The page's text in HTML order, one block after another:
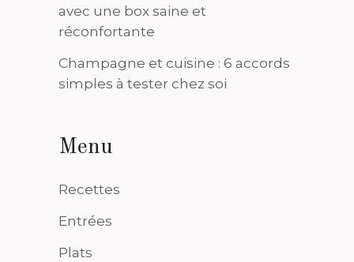
avec une box saine et
réconfortante
Champagne et cuisine : 6 accords
simples à tester chez soi
Menu
Recettes
Entrées
Plats